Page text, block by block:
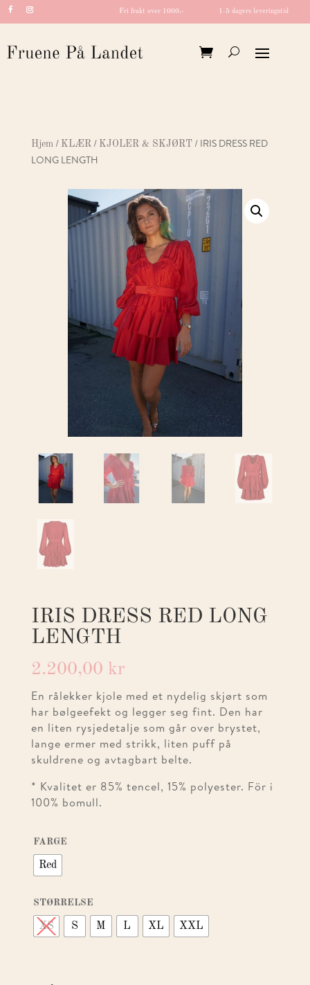
Fri frakt over 1000,- 1-5 dagers leveringstid
Hjem/ KLÆR/ KJOLER & SKJØRT/ IRIS DRESS RED
LONG LENGTH
IRIS DRESS RED LONG
LENGTH
2.200,00 kr
En rålekker kjole med et nydelig skjørt som
har bølgeefekt og legger seg fint. Den har
en liten rysjedetalje som går over brystet,
lange ermer med strikk, liten puff på
skuldrene og avtagbart belte.
* Kvalitet er 85% tencel, 15% polyester. För i
100% bomull.
FARGE
Red
STØRRELSE
XS S M L XL XXL